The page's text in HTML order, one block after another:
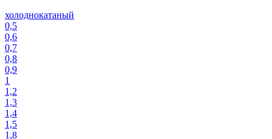
холоднокатаный
0,5
0,6
0,7
0,8
0,9
1
1,2
1,3
1,4
1,5
1,8